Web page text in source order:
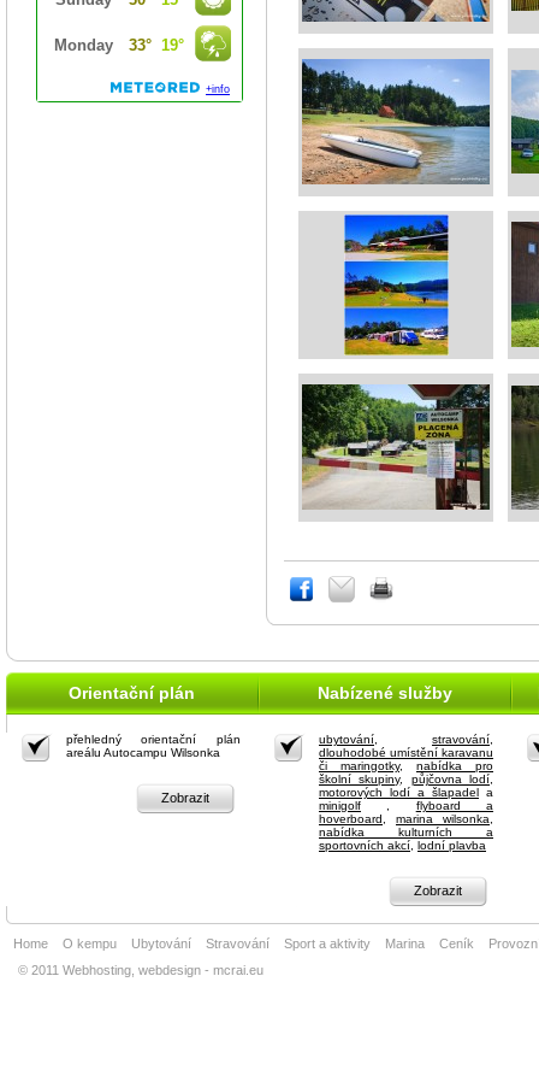
Orientační plán Nabízené služby
přehledný orientační plán
areálu Autocampu Wilsonka
Zobrazit
ubytování stravování
dlouhodobé umístění karavanu
či maringotky, nabídka pro
školní skupiny, půjčovna lodí,
motorových lodí a šlapadel a
minigolf
flyboard a
hoverboard
marina wilsonka
nabídka kulturních a
sportovních akcí lodní plavba
Zobrazit
Home O kempu Ubytování Stravování Sport a aktivity Marina Ceník
© 2011 Webhosting, webdesign - mcrai.eu